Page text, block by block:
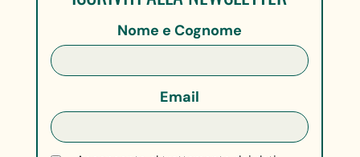
Nome e Cognome
Email